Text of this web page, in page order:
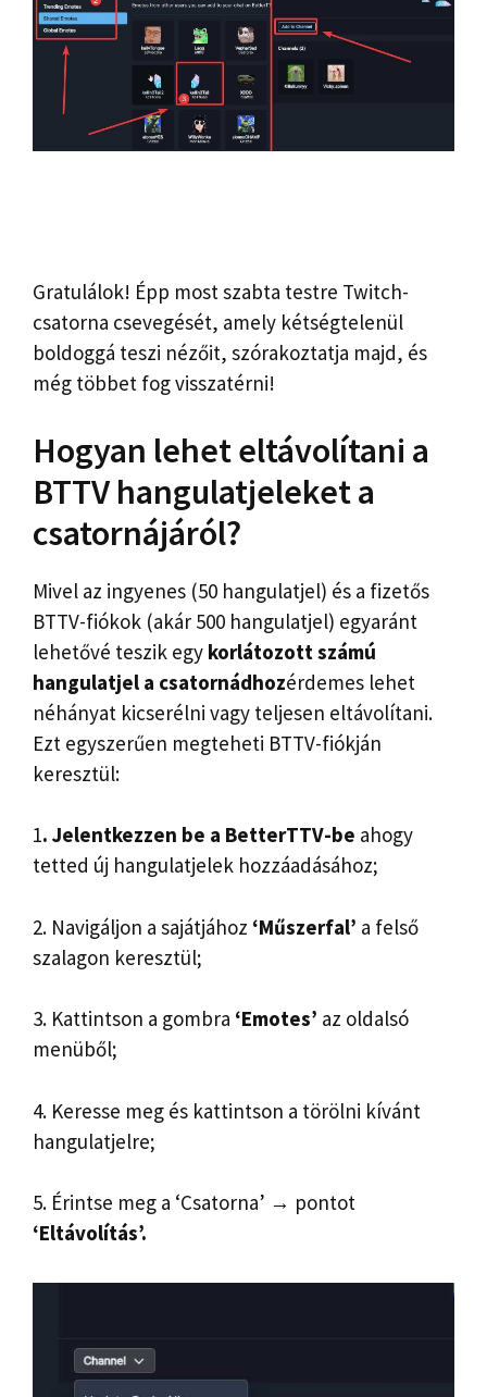
Gratulálok! Épp most szabta testre Twitch-
csatorna csevegését, amely kétségtelenül
boldoggá teszi nézőit, szórakoztatja majd, és
még többet fog visszatérni!
Hogyan lehet eltávolítani a
BTTV hangulatjeleket a
csatornájáról?
Mivel az ingyenes (50 hangulatjel) és a fizetős
BTTV-fiókok (akár 500 hangulatjel) egyaránt
lehetővé teszik egy korlátozott számú
hangulatjel a csatornádhozérdemes lehet
néhányat kicserélni vagy teljesen eltávolítani.
Ezt egyszerűen megteheti BTTV-fiókján
keresztül:
1. Jelentkezzen be a BetterTTV-be ahogy
tetted új hangulatjelek hozzáadásához;
2. Navigáljon a sajátjához ‘Műszerfal’ a felső
szalagon keresztül;
3. Kattintson a gombra ‘Emotes’ az oldalsó
menüből;
4. Keresse meg és kattintson a törölni kívánt
hangulatjelre;
5. Érintse meg a ‘Csatorna’ → pontot
‘Eltávolítás’.